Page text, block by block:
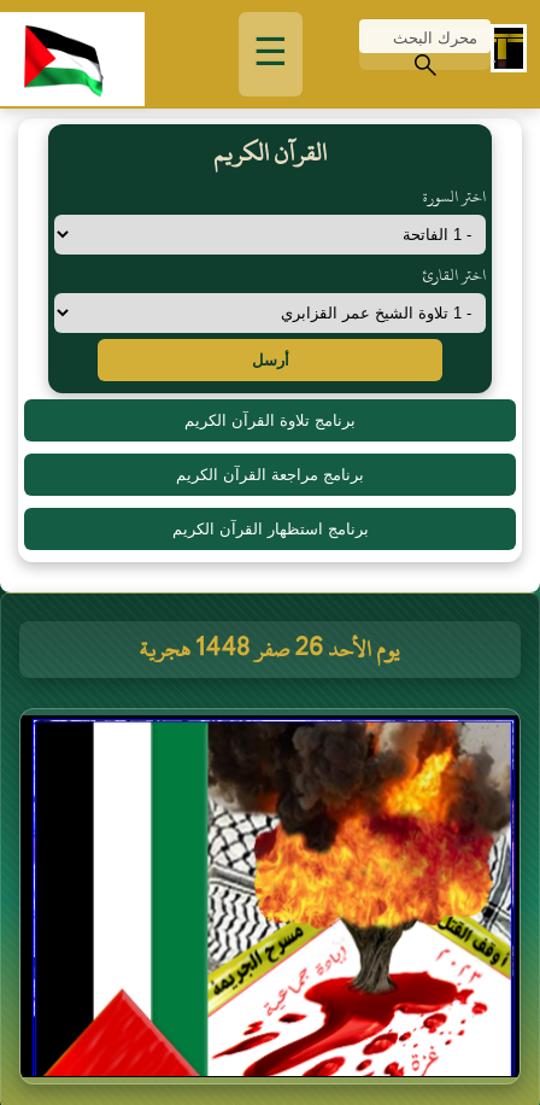
☰
القرآن الكريم
اختر السورة
اختر القارئ
أرسل
برنامج تلاوة القرآن الكريم
برنامج مراجعة القرآن الكريم
برنامج استظهار القرآن الكريم
يوم الأحد 26 صفر 1448 هجرية